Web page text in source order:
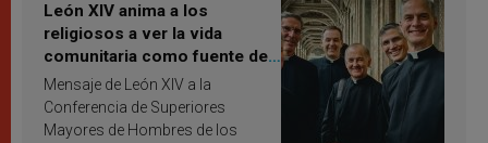
León XIV anima a los
religiosos a ver la vida
comunitaria como fuente de
inspiración y santificación
Mensaje de León XIV a la
Conferencia de Superiores
Mayores de Hombres de los